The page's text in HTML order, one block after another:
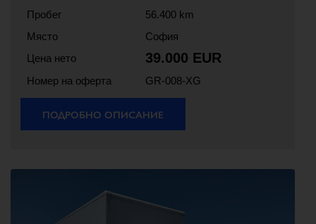
Пробег
56.400 km
Място
София
Цена нето
39.000 EUR
Номер на оферта GR-008-XG
ПОДРОБНО ОПИСАНИЕ